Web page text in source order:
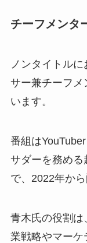
チーフメンタ
ノンタイトル
サー兼チーフメ
います。
番組は
サダーを務める
で、2022年か
青木氏の役割
業戦略やマーケ